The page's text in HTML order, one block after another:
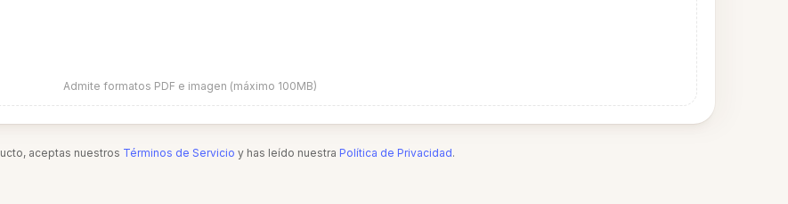
Admite formatos PDF e imagen (máximo 100MB)
aceptas nuestros Términos de Servicio y has leído nuestra Política de Privacidad.